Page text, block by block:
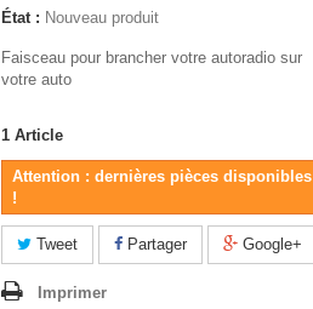
État : Nouveau produit
Faisceau pour brancher votre autoradio sur
votre auto
1 Article
Attention : dernières pièces disponibles
!
Tweet Partager Google+
Imprimer